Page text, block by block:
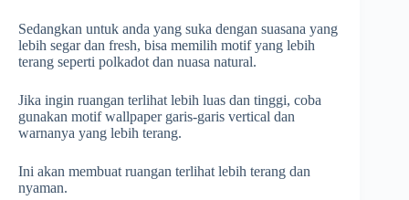
Sedangkan untuk anda yang suka dengan suasana yang
lebih segar dan fresh, bisa memilih motif yang lebih
terang seperti polkadot dan nuasa natural.
Jika ingin ruangan terlihat lebih luas dan tinggi, coba
gunakan motif wallpaper garis-garis vertical dan
warnanya yang lebih terang.
Ini akan membuat ruangan terlihat lebih terang dan
nyaman.